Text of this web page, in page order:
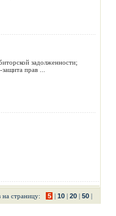
задолженности;
прав ...
на страницу: 5 | 10 | 20 | 50 |